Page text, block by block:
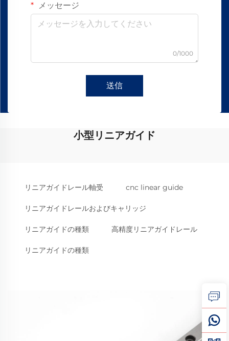
メッセージ
0/1000
送信
小型リニアガイド
リニアガイドレール軸受 cnc linear guide
リニアガイドレールおよびキャリッジ
リニアガイドの種類 高精度リニアガイドレール
リニアガイドの種類